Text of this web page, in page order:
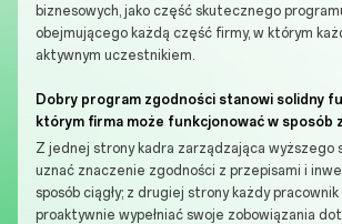
biznesowych, jako część skutecznego
obejmującego każdą część firmy, w którym
aktywnym uczestnikiem.
Dobry program zgodności stanowi solidny
którym firma może funkcjonować w sposób
Z jednej strony kadra zarządzająca wyższego
uznać znaczenie zgodności z przepisami i
sposób ciągły; z drugiej strony każdy pracownik
proaktywnie wypełniać swoje zobowiązania